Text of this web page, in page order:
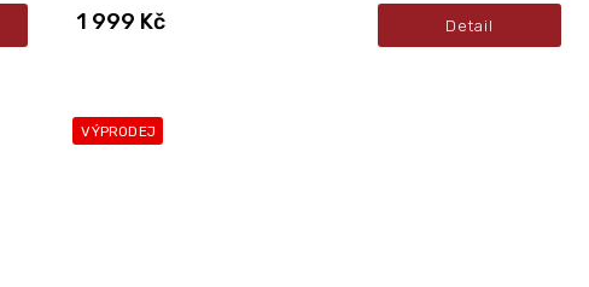
1 999 Kč Detail
VÝPRODEJ